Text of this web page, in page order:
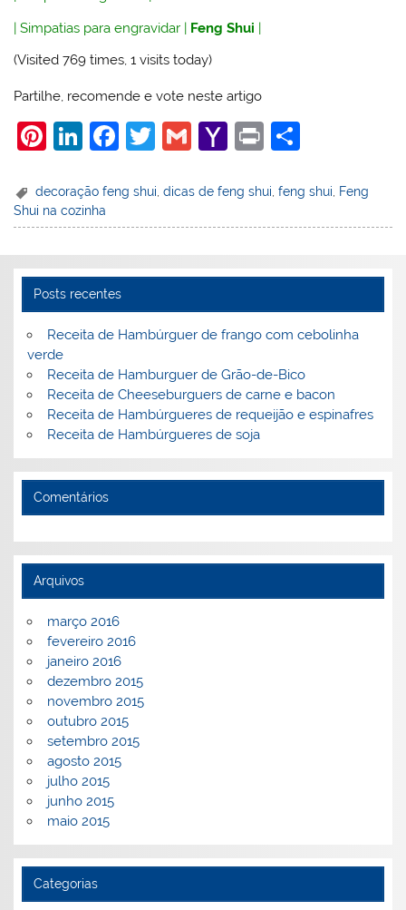
|Simpatias para engravidar | Feng Shui |
(Visited 769 times, 1 visits today)
Partilhe, recomende e vote neste artigo
Pi
er
e
st
Li
k
e
n
F
c
e
o
o
k
T
itt
er
G
ai
l
Y
h
o
M
ai
l
Pr
t
ar
e
decoração feng shui ,dicas de feng shui ,feng shui
Feng
Shui na cozinha
Posts recentes
Receita de Hambúrguer de frango com cebolinha
verde
Receita de Hamburguer de Grão-de-Bico
Receita de Cheeseburguers de carne e bacon
Receita de Hambúrgueres de requeijão e espinafres
Receita de Hambúrgueres de soja
Comentários
Arquivos
março 2016
fevereiro 2016
janeiro 2016
dezembro 2015
novembro 2015
outubro 2015
setembro 2015
agosto 2015
julho 2015
junho 2015
maio 2015
Categorias